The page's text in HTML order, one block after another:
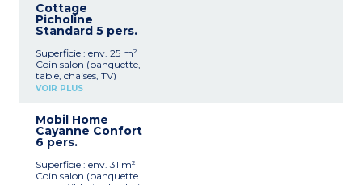
cafetière électrique)
1 chambre ave un lit
double (140x190)
lavabo et WC
Terrasse semi-couverte
avec salon de jardin et 2
chiliennes
personnes
Cottage
Picholine
Standard 5 pers.
Superficie : env. 25 m²
Coin salon (banquette,
table, chaises, TV)
Coin cuisine ( petit
1 chambre ave un lit
double (140x190)
1 chambres avec 3 lits
superposés
Salle d'eau avec douche,
VOIR PLUS
Mobil Home
Cayanne Confort
6 pers.
Superficie : env. 31 m²
Coin salon (banquette